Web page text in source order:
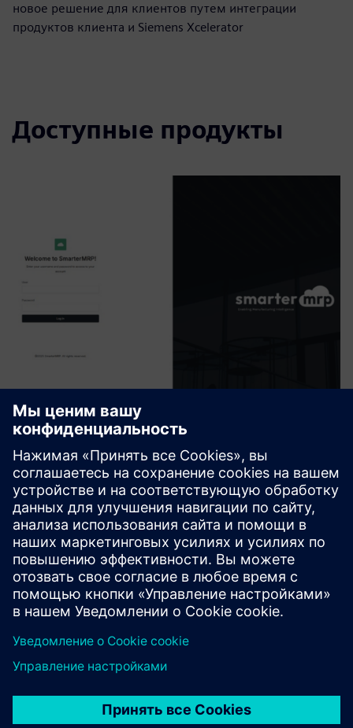
новое решение для клиентов путем интеграции
продуктов клиента и Siemens Xcelerator
Доступные продукты
SmarterMRP
SmarterMRP помогает производителям улучшить
планирование, закупки и производственные решения,
объединяя основные данные, прогнозирование
спроса, рабочие заказы, закупки и управление
спецификациями с существующими корпоративными
си...
Узнайте больше